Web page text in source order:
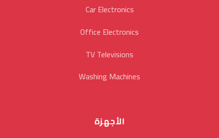
Car Electronics
Office Electronics
TV Televisions
Washing Machines
الأجهزة